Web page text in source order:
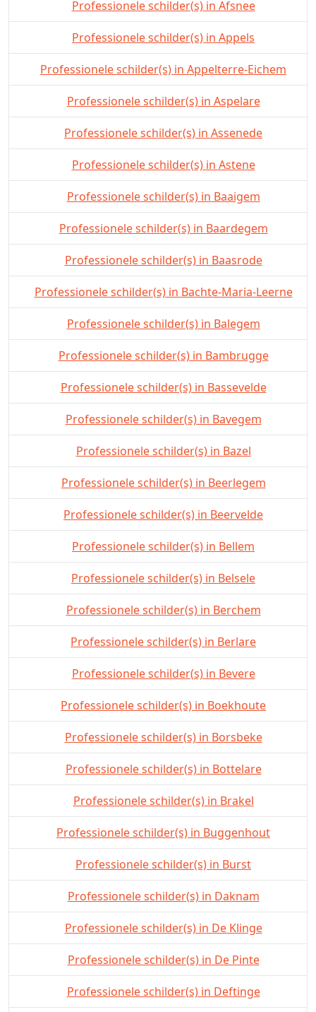
Professionele schilder(s) in Afsnee
Professionele schilder(s) in Appels
Professionele schilder(s) in Appelterre-Eichem
Professionele schilder(s) in Aspelare
Professionele schilder(s) in Assenede
Professionele schilder(s) in Astene
Professionele schilder(s) in Baaigem
Professionele schilder(s) in Baardegem
Professionele schilder(s) in Baasrode
Professionele schilder(s) in Bachte-Maria-Leerne
Professionele schilder(s) in Balegem
Professionele schilder(s) in Bambrugge
Professionele schilder(s) in Bassevelde
Professionele schilder(s) in Bavegem
Professionele schilder(s) in Bazel
Professionele schilder(s) in Beerlegem
Professionele schilder(s) in Beervelde
Professionele schilder(s) in Bellem
Professionele schilder(s) in Belsele
Professionele schilder(s) in Berchem
Professionele schilder(s) in Berlare
Professionele schilder(s) in Bevere
Professionele schilder(s) in Boekhoute
Professionele schilder(s) in Borsbeke
Professionele schilder(s) in Bottelare
Professionele schilder(s) in Brakel
Professionele schilder(s) in Buggenhout
Professionele schilder(s) in Burst
Professionele schilder(s) in Daknam
Professionele schilder(s) in De Klinge
Professionele schilder(s) in De Pinte
Professionele schilder(s) in Deftinge